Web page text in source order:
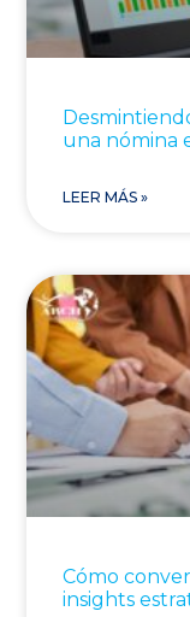
una nómina
LEER MÁS »
Cómo
insights